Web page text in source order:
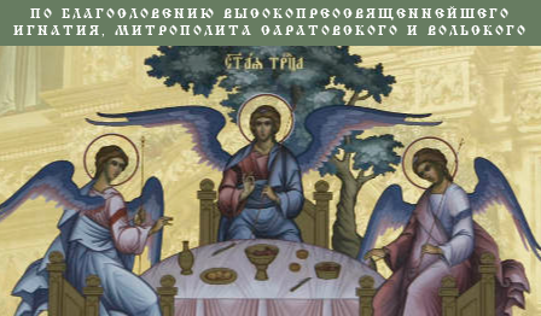
ПО БЛАГОСЛОВЕНИЮ ВЫСОКОПРЕОСВЯЩЕННЕЙШЕГО
ИГНАТИЯ, МИТРОПОЛИТА САРАТОВСКОГО И ВОЛЬСКОГО